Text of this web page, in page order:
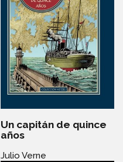
Un capitán de quince
años
Julio Verne